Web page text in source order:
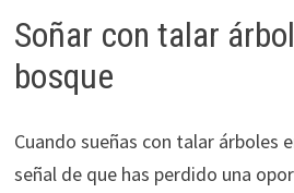
Soñar con talar
bosque
Cuando sueñas con talar árboles
señal de que has perdido una